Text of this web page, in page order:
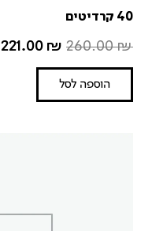
40 קרדיטים
260.00₪
221.00 ₪
הוספה לסל